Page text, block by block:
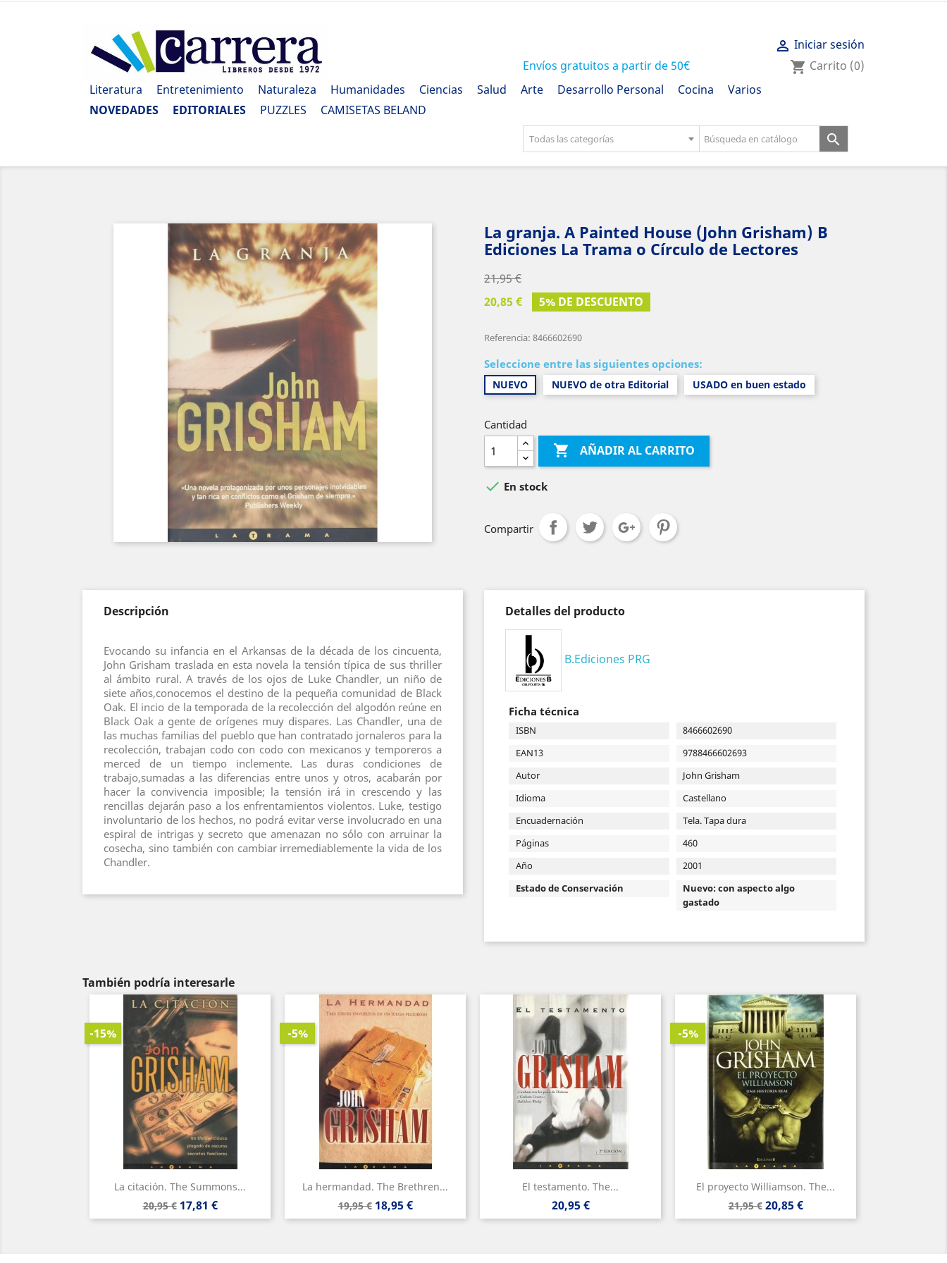
Envíos gratuitos a partir de 50€
Literatura
Entretenimiento Naturaleza Humanidades Ciencias Salud Arte Desarrollo Personal Cocina
Varios
NOVEDADES
EDITORIALES PUZZLES CAMISETAS BELAND
 Iniciar sesión
shopping_cart Carrito (0)
Todas las categorías 
La granja. A Painted House (John Grisham) B
Ediciones La Trama o Círculo de Lectores
21,95 €
20,85 €
5% DE DESCUENTO
Referencia: 8466602690
Seleccione entre las siguientes opciones:
NUEVO NUEVO de otra Editorial USADO en buen estado
Cantidad
 AÑADIR AL CARRITO
 En stock
Compartir
Descripción
Evocando su infancia en el Arkansas de la década de los cincuenta,
John Grisham traslada en esta novela la tensión típica de sus thriller
al ámbito rural. A través de los ojos de Luke Chandler, un niño de
siete años,conocemos el destino de la pequeña comunidad de Black
Oak. El incio de la temporada de la recolección del algodón reúne en
Black Oak a gente de orígenes muy dispares. Las Chandler, una de
las muchas familias del pueblo que han contratado jornaleros para la
recolección, trabajan codo con codo con mexicanos y temporeros a
merced de un tiempo inclemente. Las duras condiciones de
trabajo,sumadas a las diferencias entre unos y otros, acabarán por
hacer la convivencia imposible; la tensión irá in crescendo y las
rencillas dejarán paso a los enfrentamientos violentos. Luke, testigo
involuntario de los hechos, no podrá evitar verse involucrado en una
espiral de intrigas y secreto que amenazan no sólo con arruinar la
cosecha, sino también con cambiar irremediablemente la vida de los
Chandler.
Detalles del producto
B.Ediciones PRG
Ficha técnica
ISBN
8466602690
EAN13
9788466602693
Autor
John Grisham
Idioma
Castellano
Encuadernación
Tela. Tapa dura
Páginas
460
Año
2001
Estado de Conservación
Nuevo: con aspecto algo
gastado
También podría interesarle
La citación. The Summons...
Precio
base
20,95 €
-15%
Precio
17,81 €
La hermandad. The Brethren...
Precio
base
19,95 €
-5%
Precio
18,95 €
El testamento. The...
Precio
20,95 €
El proyecto Williamson. The...
Precio
base
21,95 €
-5%
Precio
20,85 €